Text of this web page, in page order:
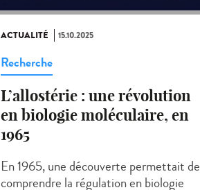
ACTUALITÉ 15.10.2025
Recherche
L’allostérie : une révolution
en biologie moléculaire, en
1965
En 1965, une découverte permettait de
comprendre la régulation en biologie